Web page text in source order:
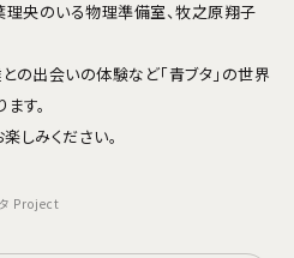
理央のいる物理準備室、牧之原翔子
の出会いの体験など「青ブタ」の世界
す。
しみください。
Project